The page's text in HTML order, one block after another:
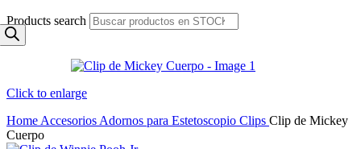
Products search
Click to enlarge
Home Accesorios Adornos para Estetoscopio Clips Clip de Mickey
Cuerpo